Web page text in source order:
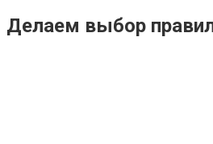
Делаем выбор